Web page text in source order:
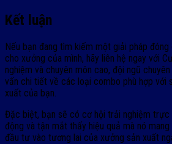
Kết luận
Nếu bạn đang tìm kiếm một giải pháp
cho xưởng của mình, hãy liên hệ ngay với
nghiệm và chuyên môn cao, đội ngũ
vấn chi tiết về các loại combo phù hợp với
xuất của bạn.
Đặc biệt, bạn sẽ có cơ hội trải nghiệm
động và tận mắt thấy hiệu quả mà nó
đầu tư vào tương lai của xưởng sản xuất